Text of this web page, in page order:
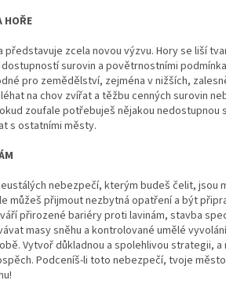
HOŘE
představuje zcela novou výzvu. Hory se liší
surovin a povětrnostními
pro zemědělství, zejména v nižších,
na chov zvířat a těžbu cenných surovin
zoufale potřebuješ nějakou nedostupnou
s ostatními městy.
nebezpečí, kterým budeš čelit, jsou
můžeš přijmout nezbytná opatření a být
přirozené bariéry proti lavinám, stavba
masy sněhu a kontrolované umělé
Vytvoř důkladnou a spolehlivou strategii,
Podceníš-li toto nebezpečí, tvoje